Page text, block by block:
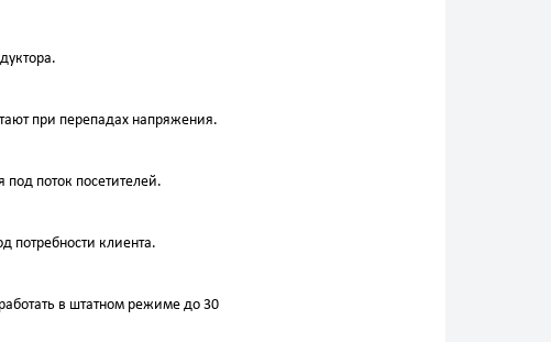
при перепадах напряжения.
поток посетителей.
потребности клиента.
в штатном режиме до 30